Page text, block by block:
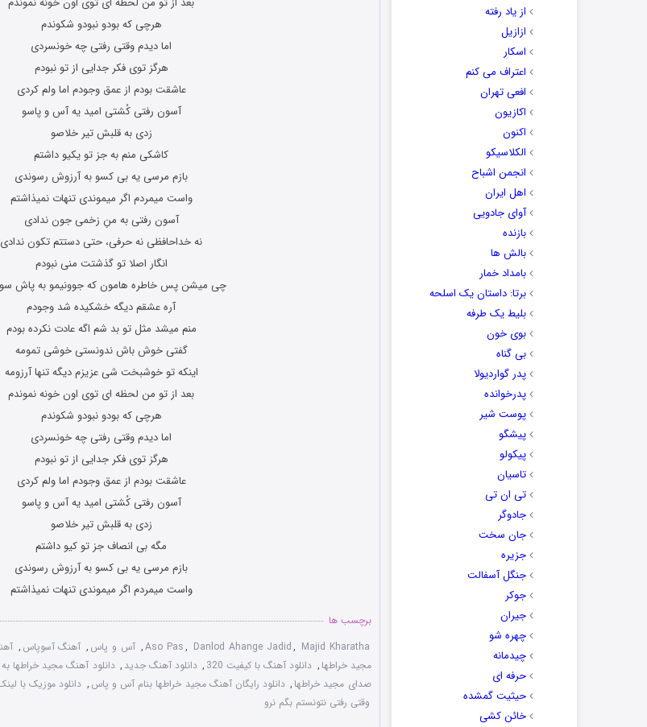
از یاد رفته
ازازیل
اسکار
اعتراف می کنم
افعی تهران
اکازیون
اکنون
الکلاسیکو
انجمن اشباح
اهل ایران
آوای جادویی
بازنده
بالش ها
بامداد خمار
برتا: داستان یک اسلحه
بلیط یک‌‌ طرفه
بوی خون
بی گناه
پدر گواردیولا
پدرخوانده
پوست شیر
پیشگو
پیکولو
تاسیان
تی ان تی
جادوگر
جان سخت
جزیره
جنگل آسفالت
جوکر
جیران
چهره شو
چیدمانه
حرفه ای
حیثیت گمشده
خائن کشی
هرچی که بودو نبودو شکوندم
اما دیدم وقتی رفتی چه خونسردی
هرگز توی فکر جدایی از تو نبودم
عاشقت بودم از عمق وجودم اما ولم کردی
آسون رفتی کُشتی امید یه آس و پاسو
زدی به قلبش تیر خلاصو
کاشکی منم به جز تو یکیو داشتم
بازم مرسی یه بی کسو به آرزوش رسوندی
واست میمردم اگر میموندی تنهات نمیذاشتم
آسون رفتی به منِ زخمی جون ندادی
نه خداحافظی نه حرفی، حتی دستتم تکون ندادی
انگار اصلا تو گذشتت منی نبودم
چی میشن پس خاطره هامون که جوونیمو به پاش
آره عشقم دیگه خشکیده شد وجودم
منم میشد مثل تو بد شم اگه عادت نکرده بودم
گفتی خوش باش ندونستی خوشی تمومه
اینکه تو خوشبخت شی عزیزم دیگه تنها آرزومه
بعد از تو من لحظه ای توی اون خونه نموندم
هرچی که بودو نبودو شکوندم
اما دیدم وقتی رفتی چه خونسردی
هرگز توی فکر جدایی از تو نبودم
عاشقت بودم از عمق وجودم اما ولم کردی
آسون رفتی کُشتی امید یه آس و پاسو
زدی به قلبش تیر خلاصو
مگه بی انصاف جز تو کیو داشتم
بازم مرسی یه بی کسو به آرزوش رسوندی
واست میمردم اگر میموندی تنهات نمیذاشتم
برچسب ها
Aso Pas, Danlod Ahange Jadid, Majid Kharatha
, آس و پاس , آهنگ آسوپاس ,
مجید خراطها , دانلود آهنگ با کیفیت 320 , دانلود آهنگ جدید , دانلود آهنگ مجید خراطها
صدای مجید خراطها , دانلود رایگان آهنگ مجید خراطها بنام آس و پاس , دانلود موزیک با
وقتی رفتی نتونستم بگم نرو